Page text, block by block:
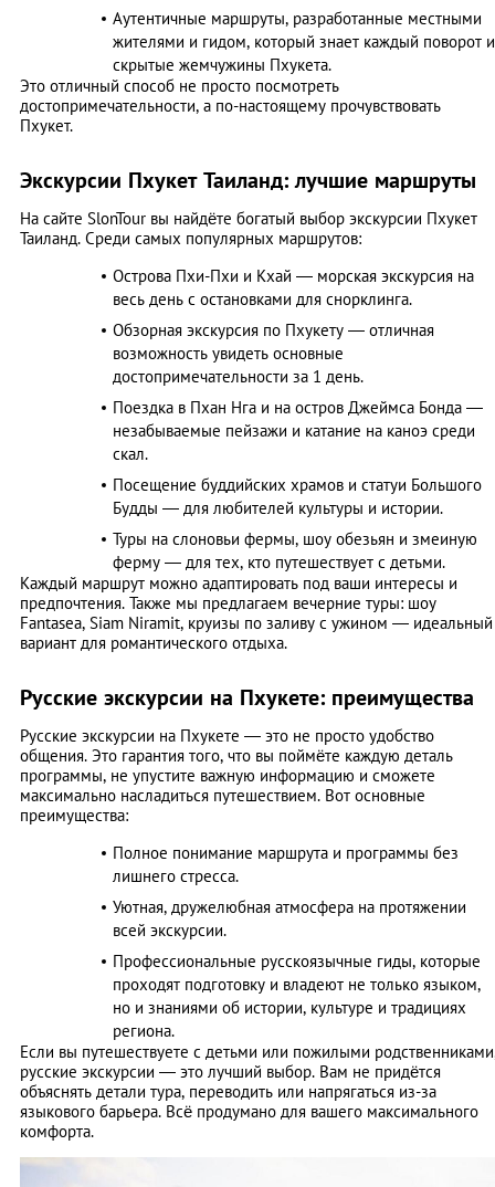
Аутентичные маршруты, разработанные местными
жителями и гидом, который знает каждый поворот и
скрытые жемчужины Пхукета.
Это отличный способ не просто посмотреть
достопримечательности, а по-настоящему прочувствовать
Пхукет.
Экскурсии Пхукет Таиланд: лучшие маршруты
На сайте SlonTour вы найдёте богатый выбор экскурсии Пхукет
Таиланд. Среди самых популярных маршрутов:
Острова Пхи-Пхи и Кхай — морская экскурсия на
весь день с остановками для снорклинга.
Обзорная экскурсия по Пхукету — отличная
возможность увидеть основные
достопримечательности за 1 день.
Поездка в Пхан Нга и на остров Джеймса Бонда —
незабываемые пейзажи и катание на каноэ среди
скал.
Посещение буддийских храмов и статуи Большого
Будды — для любителей культуры и истории.
Туры на слоновьи фермы, шоу обезьян и змеиную
ферму — для тех, кто путешествует с детьми.
Каждый маршрут можно адаптировать под ваши интересы и
предпочтения. Также мы предлагаем вечерние туры: шоу
Fantasea, Siam Niramit, круизы по заливу с ужином — идеальный
вариант для романтического отдыха.
Русские экскурсии на Пхукете: преимущества
Русские экскурсии на Пхукете — это не просто удобство
общения. Это гарантия того, что вы поймёте каждую деталь
программы, не упустите важную информацию и сможете
максимально насладиться путешествием. Вот основные
преимущества:
Полное понимание маршрута и программы без
лишнего стресса.
Уютная, дружелюбная атмосфера на протяжении
всей экскурсии.
Профессиональные русскоязычные гиды, которые
проходят подготовку и владеют не только языком,
но и знаниями об истории, культуре и традициях
региона.
Если вы путешествуете с детьми или пожилыми
русские экскурсии — это лучший выбор. Вам не придётся
объяснять детали тура, переводить или напрягаться из-за
языкового барьера. Всё продумано для вашего максимального
комфорта.